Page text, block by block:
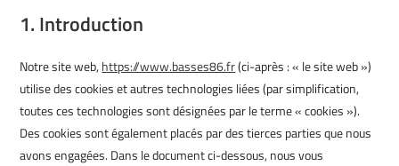
1. Introduction
Notre site web, https://www.basses86.fr(ci-après : « le site web »)
utilise des cookies et autres technologies liées (par simplification,
toutes ces technologies sont désignées par le terme « cookies »).
Des cookies sont également placés par des tierces parties que nous
avons engagées. Dans le document ci-dessous, nous vous